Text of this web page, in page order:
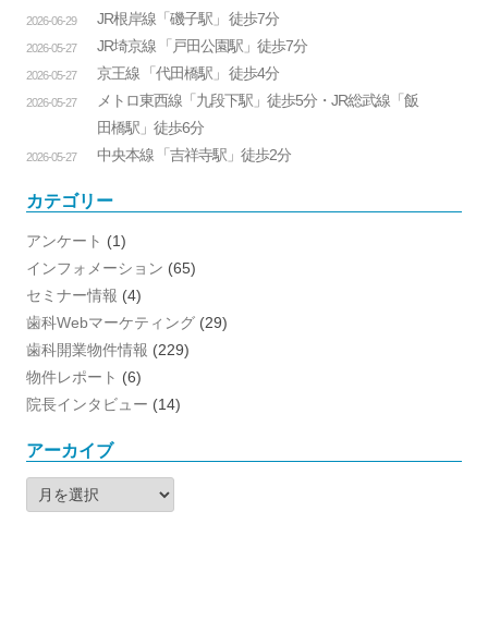
JR根岸線「磯子駅」 徒歩7分
2026-06-29
JR埼京線 「戸田公園駅」徒歩7分
2026-05-27
京王線 「代田橋駅」 徒歩4分
2026-05-27
メトロ東西線「九段下駅」徒歩5分・JR総武線「飯
田橋駅」徒歩6分
2026-05-27
中央本線 「吉祥寺駅」徒歩2分
2026-05-27
カテゴリー
アンケート (1)
インフォメーション (65)
セミナー情報 (4)
歯科Webマーケティング (29)
歯科開業物件情報 (229)
物件レポート (6)
院長インタビュー (14)
アーカイブ
ア
ー
カ